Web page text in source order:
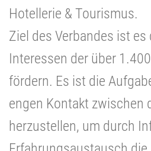
Hotellerie & Tourismus.
Ziel des Verbandes ist
Interessen der über
fördern. Es ist die
engen Kontakt zwischen
herzustellen, um durch